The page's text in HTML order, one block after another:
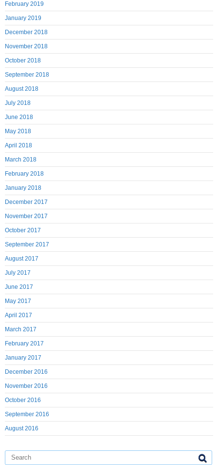
February 2019
January 2019
December 2018
November 2018
October 2018
September 2018
August 2018
July 2018
June 2018
May 2018
April 2018
March 2018
February 2018
January 2018
December 2017
November 2017
October 2017
September 2017
August 2017
July 2017
June 2017
May 2017
April 2017
March 2017
February 2017
January 2017
December 2016
November 2016
October 2016
September 2016
August 2016